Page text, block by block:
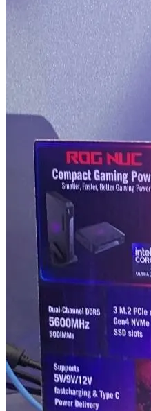
EC
Бани Из
Раствора